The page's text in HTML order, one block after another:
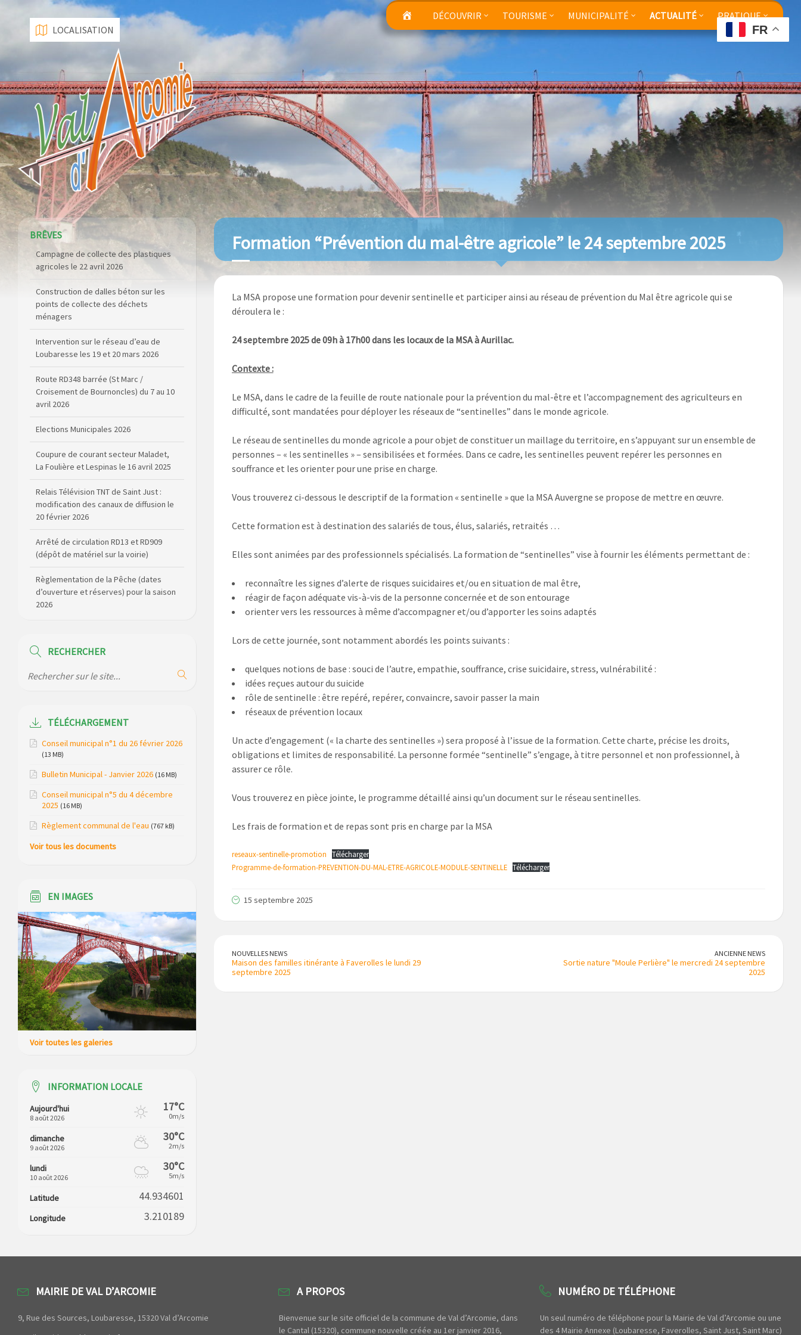
DÉCOUVRIR TOURISME MUNICIPALITÉ ACTUALITÉ
PRATIQUE
LOCALISATION
Formation “Prévention du mal-être agricole” le 24 septembre 2025
La MSA propose une formation pour devenir sentinelle et participer ainsi au réseau de prévention du Mal être agricole qui se
déroulera le :
24 septembre 2025 de 09h à 17h00 dans les locaux de la MSA à Aurillac.
Contexte :
Le MSA, dans le cadre de la feuille de route nationale pour la prévention du mal-être et l’accompagnement des agriculteurs en
difficulté, sont mandatées pour déployer les réseaux de “sentinelles” dans le monde agricole.
Le réseau de sentinelles du monde agricole a pour objet de constituer un maillage du territoire, en s’appuyant sur un ensemble de
personnes – « les sentinelles » – sensibilisées et formées. Dans ce cadre, les sentinelles peuvent repérer les personnes en
souffrance et les orienter pour une prise en charge.
Vous trouverez ci-dessous le descriptif de la formation « sentinelle » que la MSA Auvergne se propose de mettre en œuvre.
Cette formation est à destination des salariés de tous, élus, salariés, retraités …
Elles sont animées par des professionnels spécialisés. La formation de “sentinelles” vise à fournir les éléments permettant de :
reconnaître les signes d’alerte de risques suicidaires et/ou en situation de mal être,
réagir de façon adéquate vis-à-vis de la personne concernée et de son entourage
orienter vers les ressources à même d’accompagner et/ou d’apporter les soins adaptés
Lors de cette journée, sont notamment abordés les points suivants :
quelques notions de base : souci de l’autre, empathie, souffrance, crise suicidaire, stress, vulnérabilité :
idées reçues autour du suicide
rôle de sentinelle : être repéré, repérer, convaincre, savoir passer la main
réseaux de prévention locaux
Un acte d’engagement (« la charte des sentinelles ») sera proposé à l’issue de la formation. Cette charte, précise les droits,
obligations et limites de responsabilité. La personne formée “sentinelle” s’engage, à titre personnel et non professionnel, à
assurer ce rôle.
Vous trouverez en pièce jointe, le programme détaillé ainsi qu’un document sur le réseau sentinelles.
Les frais de formation et de repas sont pris en charge par la MSA
reseaux-sentinelle-promotion
Télécharger
Programme-de-formation-PREVENTION-DU-MAL-ETRE-AGRICOLE-MODULE-SENTINELLE Télécharger
15 septembre 2025
NOUVELLES NEWS
Maison des familles itinérante à Faverolles le lundi 29
septembre 2025
ANCIENNE NEWS
Sortie nature "Moule Perlière" le mercredi 24 septembre
2025
BRÊVES
Construction de dalles béton sur les
points de collecte des déchets
ménagers
Intervention sur le réseau d’eau de
Loubaresse les 19 et 20 mars 2026
Route RD348 barrée (St Marc /
avril 2026
Elections Municipales 2026
Coupure de courant secteur Maladet,
La Foulière et Lespinas le 16 avril 2025
Relais Télévision TNT de Saint Just :
modification des canaux de diffusion le
20 février 2026
Arrêté de circulation RD13 et RD909
Règlementation de la Pêche (dates
d’ouverture et réserves) pour la saison
2026
Règlement communal de l’eau
la commune
Maison des services de Ruynes en
Margeride – programme du mois de
Saint Just, ses bungalows bois, ses
chalets et sa piscine
conseil municipal à Loubaresse le
Campagne de collecte des plastiques
agricoles le 22 avril 2026
RECHERCHER
TÉLÉCHARGEMENT
Conseil municipal n°1 du 26 février 2026
(13 MB)
Bulletin Municipal - Janvier 2026 (16 MB)
Conseil municipal n°5 du 4 décembre
2025 (16 MB)
Règlement communal de l'eau (767 kB)
Voir tous les documents
EN IMAGES
Voir toutes les galeries
INFORMATION LOCALE
Aujourd'hui
8 août 2026
17°C
0m/s
dimanche
9 août 2026
30°C
2m/s
lundi
10 août 2026
30°C
5m/s
Latitude 44.934601
Longitude 3.210189
MAIRIE DE VAL D’ARCOMIE
9, Rue des Sources, Loubaresse, 15320 Val d’Arcomie
A PROPOS
Bienvenue sur le site officiel de la commune de Val d’Arcomie, dans
le Cantal (15320), commune nouvelle créée au 1er janvier 2016,
NUMÉRO DE TÉLÉPHONE
Un seul numéro de téléphone pour la Mairie de Val d’Arcomie ou une
des 4 Mairie Annexe (Loubaresse, Faverolles, Saint Just, Saint Marc)
FR